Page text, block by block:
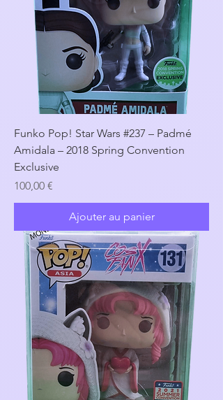
Funko Pop! Star Wars #237 – Padmé
Amidala – 2018 Spring Convention
Exclusive
Prix
100,00 €
Ajouter au panier